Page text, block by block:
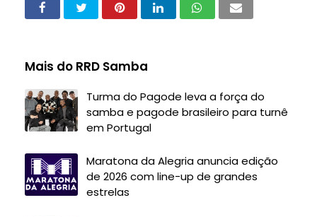
Mais do RRD Samba
Turma do Pagode leva a força do
samba e pagode brasileiro para turnê
em Portugal
Maratona da Alegria anuncia edição
de 2026 com line-up de grandes
estrelas